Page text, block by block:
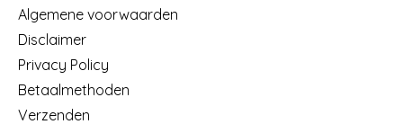
Algemene voorwaarden
Disclaimer
Privacy Policy
Betaalmethoden
Verzenden